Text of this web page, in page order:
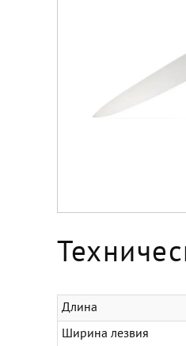
Длина
Ширина лезвия